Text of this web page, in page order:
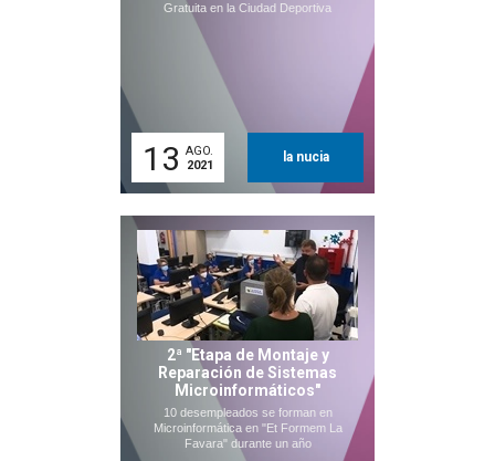
Gratuita en la Ciudad Deportiva
13 AGO.
2021
la nucia
2ª "Etapa de Montaje y
Reparación de Sistemas
Microinformáticos"
10 desempleados se forman en
Microinformática en "Et Formem La
Favara" durante un año